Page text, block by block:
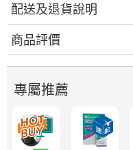
配送及退貨說明
商品評價
專屬推薦